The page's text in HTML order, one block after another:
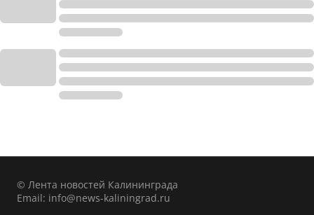
© Лента новостей Калининграда
Email: info@news-kaliningrad.ru